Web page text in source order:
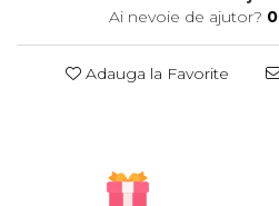
Ai nevoie de ajutor?
Adauga la Favorite